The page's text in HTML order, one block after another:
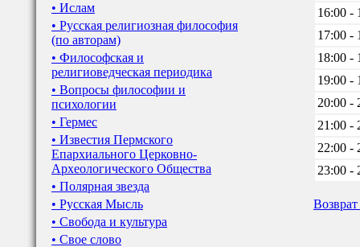
• Ислам
• Русская религиозная философия
(по авторам)
• Философская и
религиоведческая периодика
• Вопросы философии и
психологии
• Гермес
• Известия Пермского
Епархиального Церковно-
Археологического Общества
• Полярная звезда
• Русская Мысль
• Свобода и культура
• Свое слово
16:00 -
17:00 -
18:00 -
19:00 -
20:00 -
21:00 -
22:00 -
23:00 -
Возврат